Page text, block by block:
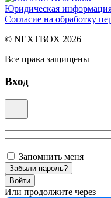
Юридическая
Согласие на обработку
© NEXTBOX 2026
Все права защищены
Вход
Запомнить меня
Забыли пароль?
Войти
Или продолжите через